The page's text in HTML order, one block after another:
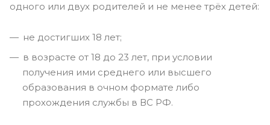
одного или двух родителей и не менее трёх детей:
не достигших 18 лет;
в возрасте от 18 до 23 лет, при условии
получения ими среднего или высшего
образования в очном формате либо
прохождения службы в ВС РФ.